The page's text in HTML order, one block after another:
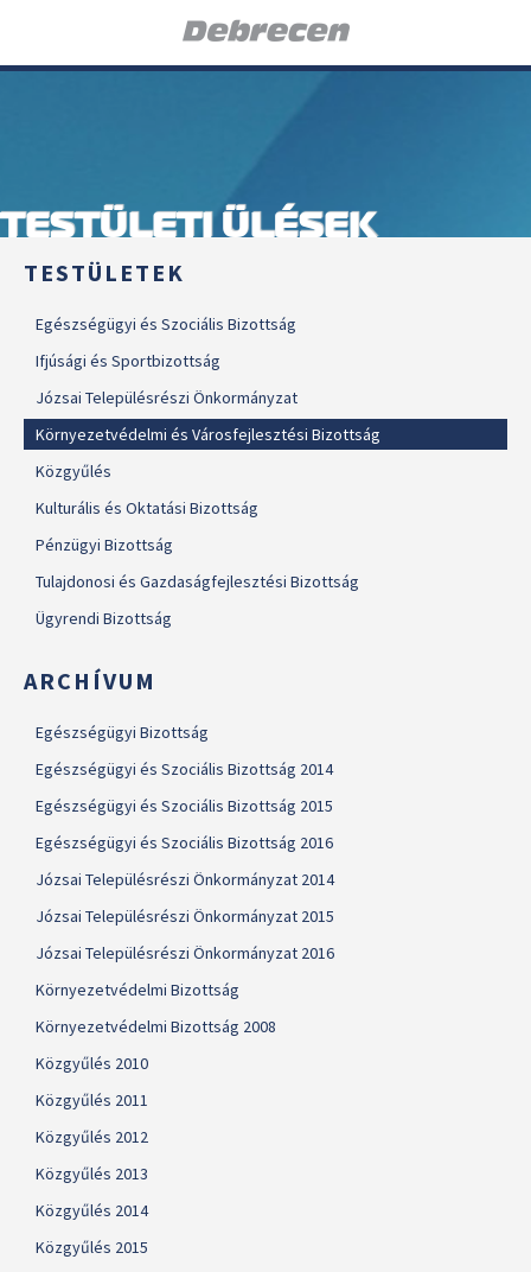
TESTÜLETI ÜLÉSEK
TESTÜLETEK
Egészségügyi és Szociális Bizottság
Ifjúsági és Sportbizottság
Józsai Településrészi Önkormányzat
Környezetvédelmi és Városfejlesztési Bizottság
Közgyűlés
Kulturális és Oktatási Bizottság
Pénzügyi Bizottság
Tulajdonosi és Gazdaságfejlesztési Bizottság
Ügyrendi Bizottság
ARCHÍVUM
Egészségügyi Bizottság
Egészségügyi és Szociális Bizottság 2014
Egészségügyi és Szociális Bizottság 2015
Egészségügyi és Szociális Bizottság 2016
Józsai Településrészi Önkormányzat 2014
Józsai Településrészi Önkormányzat 2015
Józsai Településrészi Önkormányzat 2016
Környezetvédelmi Bizottság
Környezetvédelmi Bizottság 2008
Közgyűlés 2010
Közgyűlés 2011
Közgyűlés 2012
Közgyűlés 2013
Közgyűlés 2014
Közgyűlés 2015